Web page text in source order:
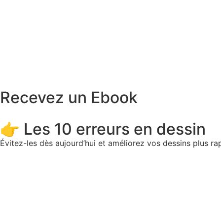
Recevez un Ebook
👉 Les 10 erreurs en dessin
Évitez-les dès aujourd’hui et améliorez vos dessins plus